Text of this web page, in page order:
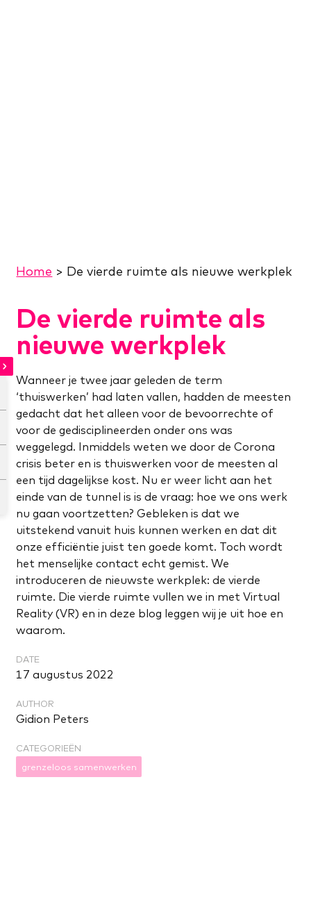
Home > De vierde ruimte als nieuwe werkplek
De vierde ruimte als
nieuwe werkplek
Wanneer je twee jaar geleden de term
‘thuiswerken’ had laten vallen, hadden de meesten
gedacht dat het alleen voor de bevoorrechte of
voor de gedisciplineerden onder ons was
weggelegd. Inmiddels weten we door de Corona
crisis beter en is thuiswerken voor de meesten al
een tijd dagelijkse kost. Nu er weer licht aan het
einde van de tunnel is is de vraag: hoe we ons werk
nu gaan voortzetten? Gebleken is dat we
uitstekend vanuit huis kunnen werken en dat dit
onze efficiëntie juist ten goede komt. Toch wordt
het menselijke contact echt gemist. We
introduceren de nieuwste werkplek: de vierde
ruimte. Die vierde ruimte vullen we in met Virtual
Reality (VR) en in deze blog leggen wij je uit hoe en
waarom.
DATE
17 augustus 2022
AUTHOR
Gidion Peters
CATEGORIEËN
grenzeloos samenwerken